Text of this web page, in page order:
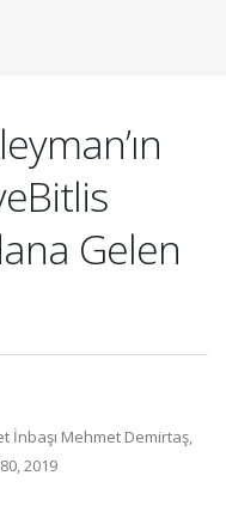
Gelen
İnbaşı Mehmet Demirtaş,
2019